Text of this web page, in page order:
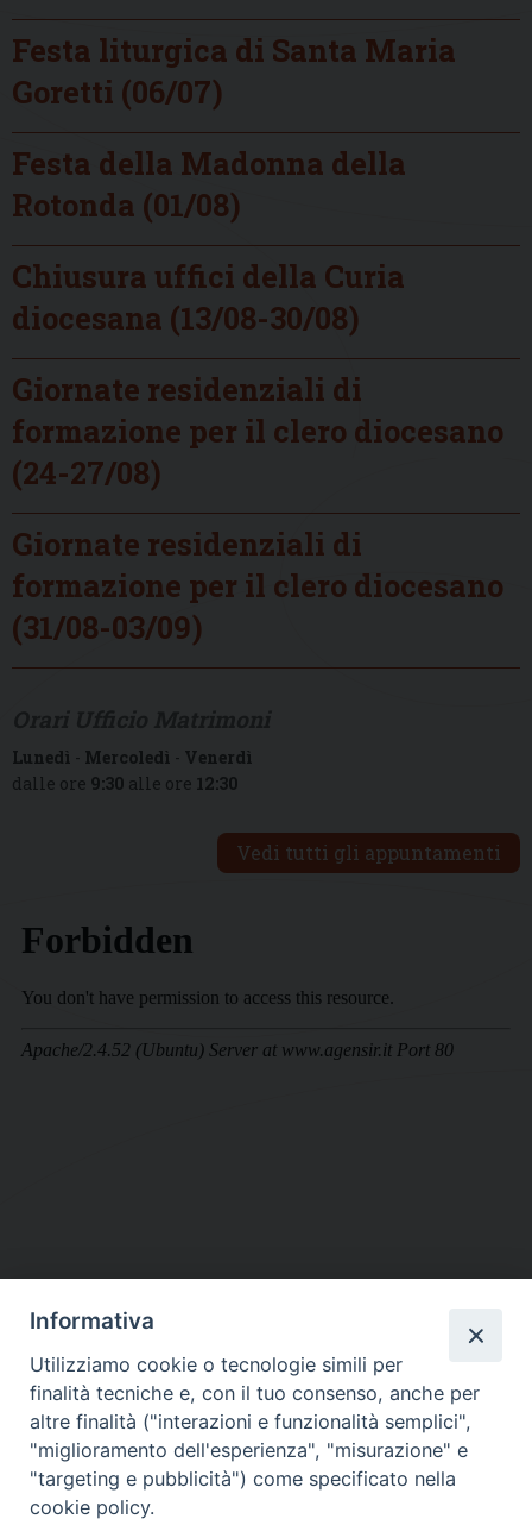
Festa liturgica di Santa Maria
Goretti (06/07)
Festa della Madonna della
Rotonda (01/08)
Chiusura uffici della Curia
diocesana (13/08-30/08)
Giornate residenziali di
formazione per il clero diocesano
(24-27/08)
Giornate residenziali di
formazione per il clero diocesano
(31/08-03/09)
Lunedì - Mercoledì - Venerdì
dalle ore 9:30 alle ore 12:30
Vedi tutti gli appuntamenti
DIOCESI SUBURBICARIA DI ALBANO
Contatti:Tel.: 06.93268401 - Fax.: 06.9323844
E-mail:curia@diocesidialbano.it
Orari: dal Lunedì al Venerdì Ore: 9:00 - 13:00
Informativa
Utilizziamo cookie o tecnologie simili per
finalità tecniche e, con il tuo consenso, anche per
altre finalità ("interazioni e funzionalità semplici",
"miglioramento dell'esperienza", "misurazione" e
"targeting e pubblicità") come specificato nella
cookie policy.